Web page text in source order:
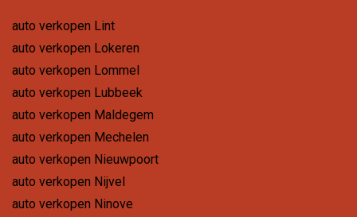
auto verkopen Lint
auto verkopen Lokeren
auto verkopen Lommel
auto verkopen Lubbeek
auto verkopen Maldegem
auto verkopen Mechelen
auto verkopen Nieuwpoort
auto verkopen Nijvel
auto verkopen Ninove